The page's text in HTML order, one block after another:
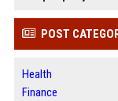
POST
Health
Finance